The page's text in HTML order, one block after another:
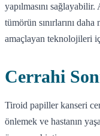
yapılmasını sağlayabilir.
tümörün sınırlarını
amaçlayan teknolojileri
Cerrahi
Tiroid papiller kanseri
önlemek ve hastanın